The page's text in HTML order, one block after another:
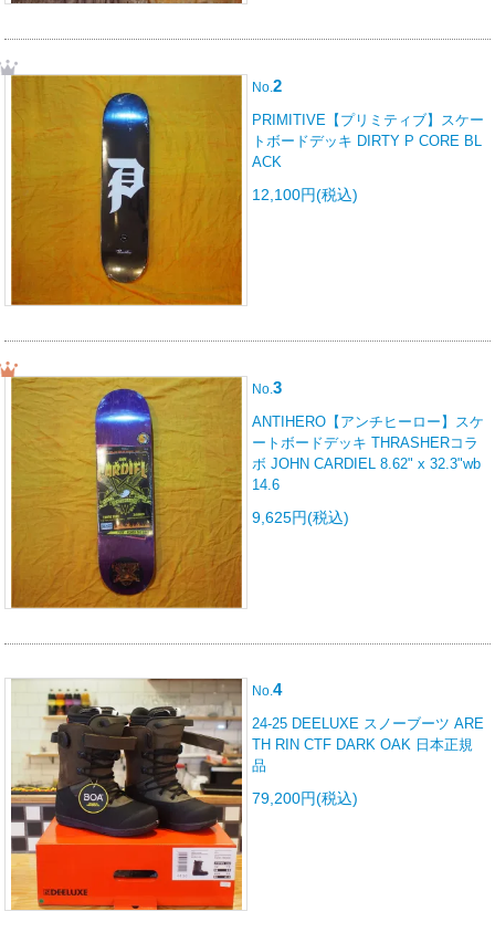
No.2
PRIMITIVE【プリミティブ】スケー
トボードデッキ DIRTY P CORE BL
ACK
12,100円(税込)
No.3
ANTIHERO【アンチヒーロー】スケ
ートボードデッキ THRASHERコラ
ボ JOHN CARDIEL 8.62" x 32.3"wb
14.6
9,625円(税込)
No.4
24-25 DEELUXE スノーブーツ ARE
TH RIN CTF DARK OAK 日本正規
品
79,200円(税込)